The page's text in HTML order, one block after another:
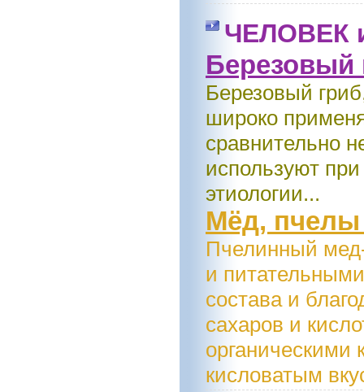
ЧЕЛОВЕК
Березовый
Березовый
широко
сравнительно
используют
этиологии...
Мёд, пчелы
Пчелинный
и
состава и
сахаров и
органическими
кисловатым